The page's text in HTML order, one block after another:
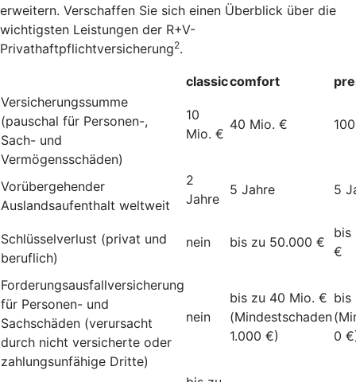
erweitern. Verschaffen Sie sich einen Überblick über die
wichtigsten Leistungen der R+V-
Privathaftpflichtversicherung2.
classiccomfort
Versicherungssumme
(pauschal für Personen-,
Sach- und
Vermögensschäden)
10
Mio. €
40 Mio. €
Vorübergehender
Auslandsaufenthalt weltweit
2
Jahre
5 Jahre 5
Schlüsselverlust (privat und
beruflich)
nein bis zu 50.000 €
bis
€
Forderungsausfallversicherung
für Personen- und
Sachschäden (verursacht
durch nicht versicherte oder
zahlungsunfähige Dritte)
nein
bis zu 40 Mio. €
(Mindestschaden
1.000 €)
bis
0